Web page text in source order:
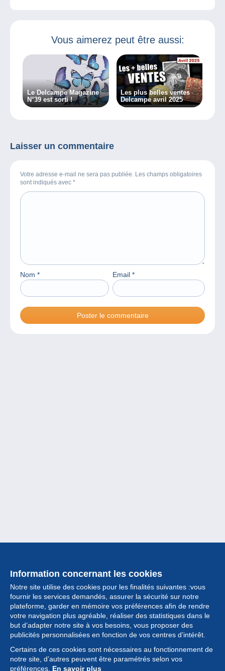
Vous aimerez peut être aussi:
Le Delcampe Magazine
N°39 est sorti !
Les plus belles ventes
Delcampe avril 2025
Laisser un commentaire
Votre adresse e-mail ne sera pas publiée. Les champs obligatoires
sont indiqués avec *
Nom * Email *
Information concernant les cookies
Notre site utilise des cookies pour les finalités suivantes :vous
fournir les services demandés, assurer la sécurité sur notre
plateforme, garder en mémoire vos préférences afin de rendre
votre navigation plus agréable, réaliser des statistiques dans le
but d’adapter notre site à vos besoins, vous proposer des
publicités personnalisées en fonction de vos centres d’intérêt.
Certains de ces cookies sont nécessaires au fonctionnement de
notre site, d’autres peuvent être paramétrés selon vos
préférences. En savoir plus
Collection
Actualités